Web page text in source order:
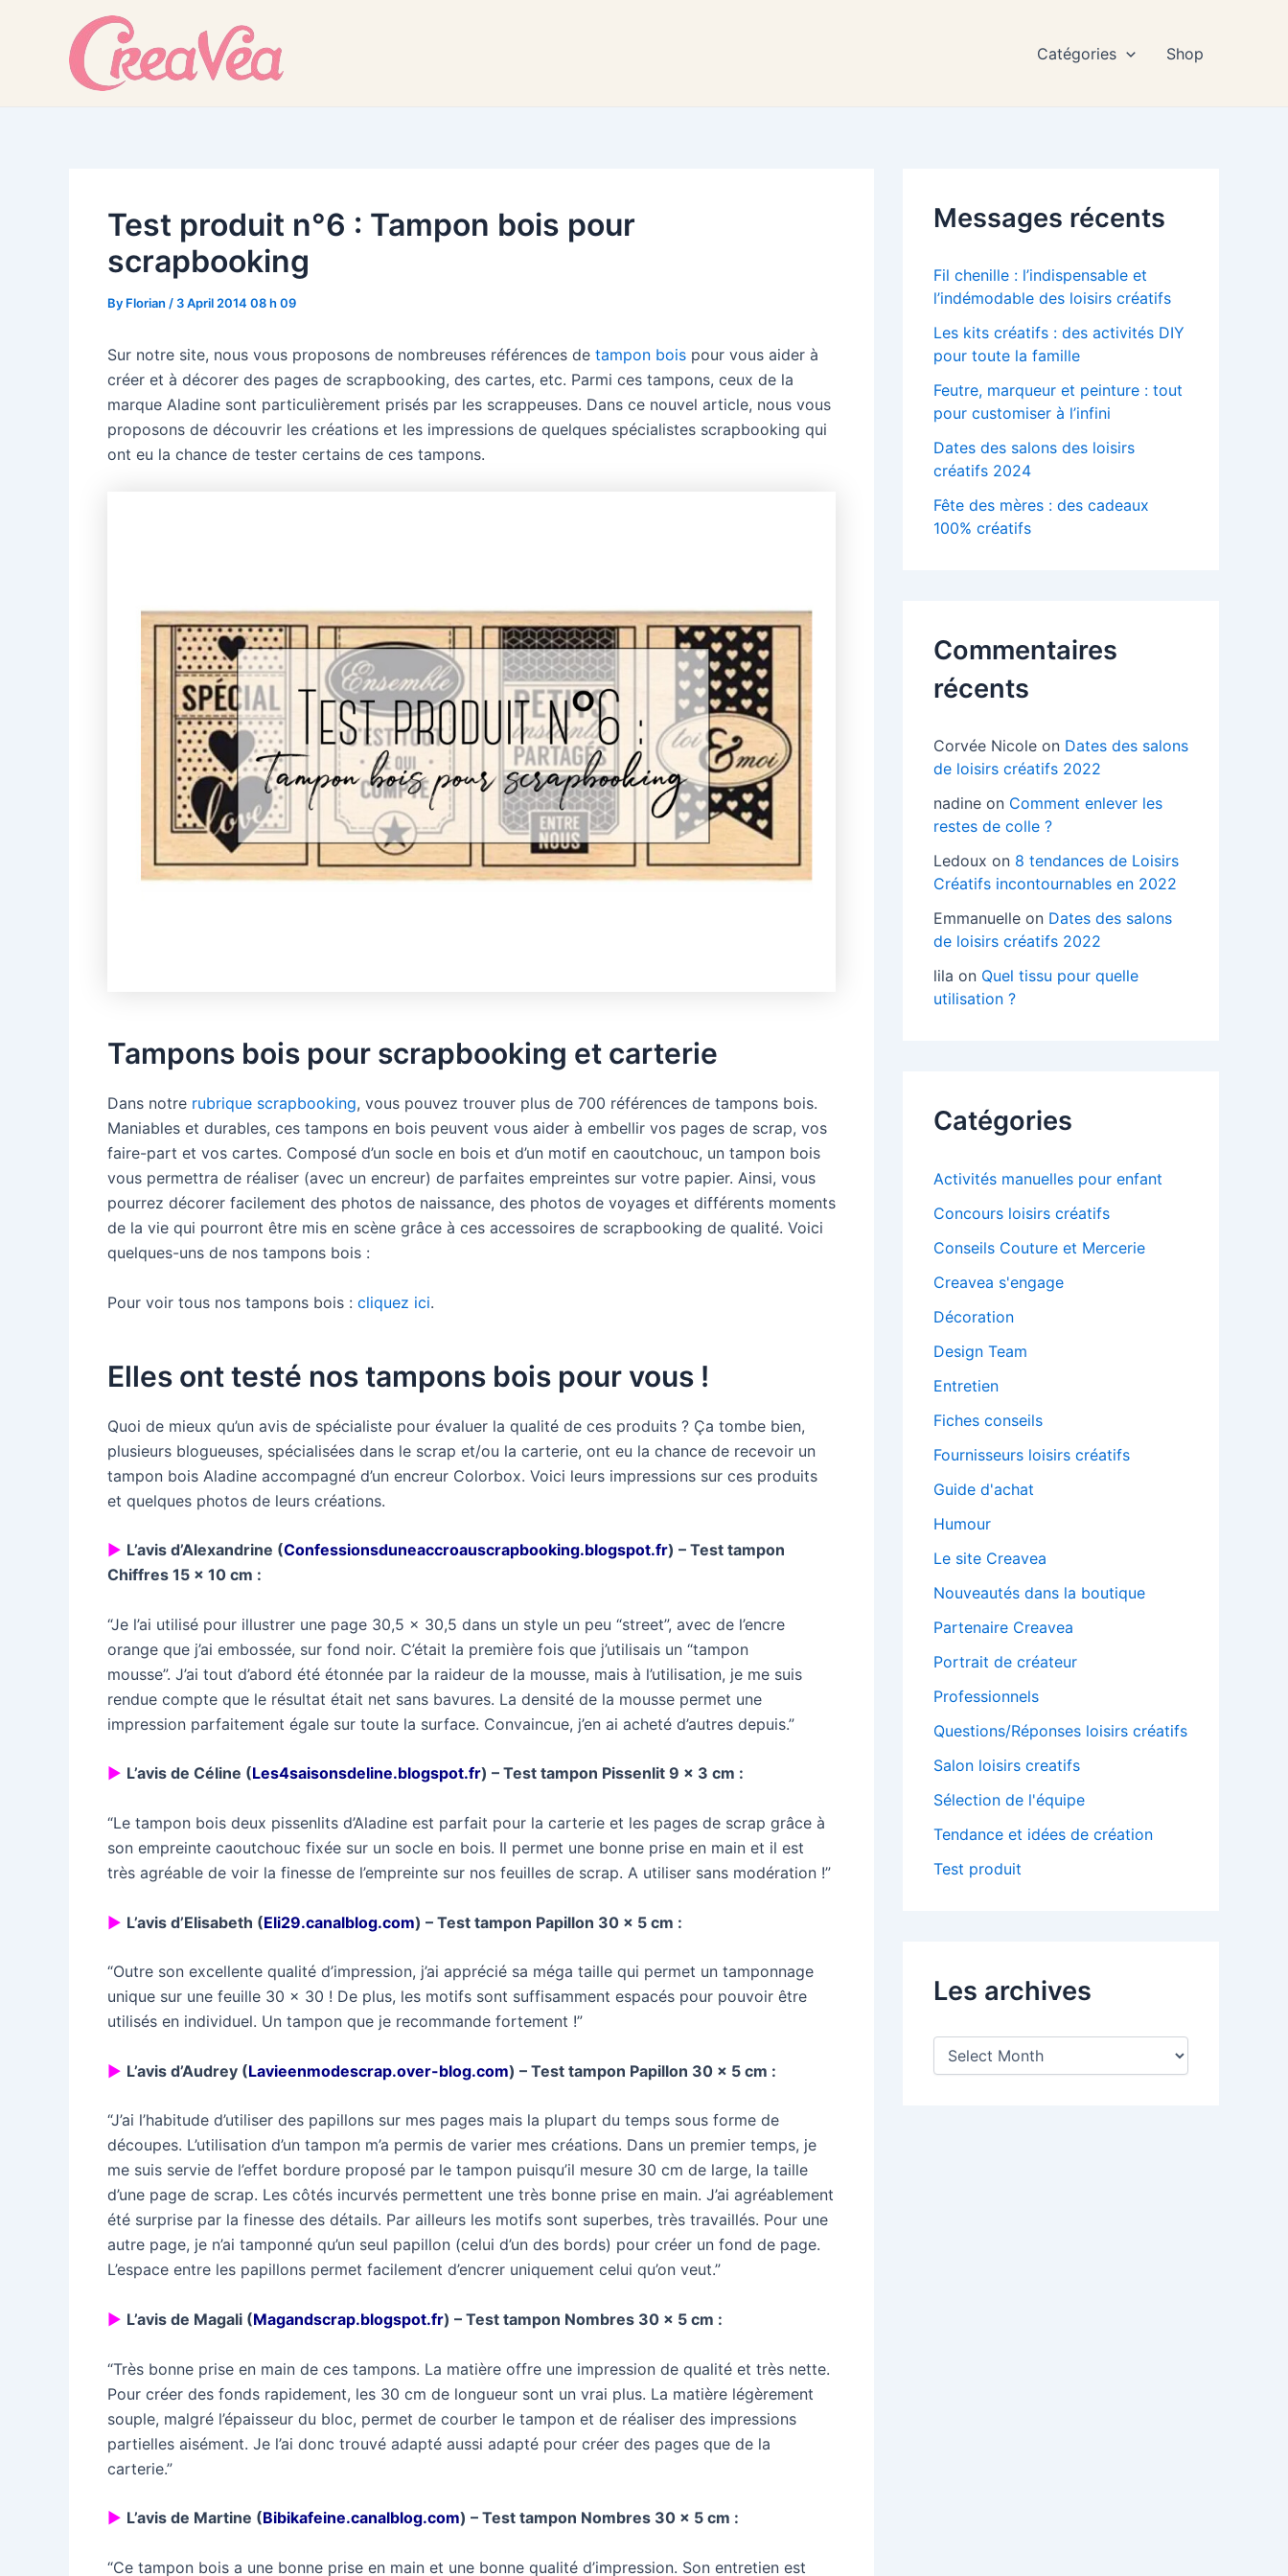
Catégories Shop
Test produit n°6 : Tampon bois pour
scrapbooking
By Florian / 3 April 2014 08 h 09
Sur notre site, nous vous proposons de nombreuses références de tampon bois pour vous aider à
créer et à décorer des pages de scrapbooking, des cartes, etc. Parmi ces tampons, ceux de la
marque Aladine sont particulièrement prisés par les scrappeuses. Dans ce nouvel article, nous vous
proposons de découvrir les créations et les impressions de quelques spécialistes scrapbooking qui
ont eu la chance de tester certains de ces tampons.
Tampons bois pour scrapbooking et carterie
Dans notre rubrique scrapbooking, vous pouvez trouver plus de 700 références de tampons bois.
Maniables et durables, ces tampons en bois peuvent vous aider à embellir vos pages de scrap, vos
faire-part et vos cartes. Composé d’un socle en bois et d’un motif en caoutchouc, un tampon bois
vous permettra de réaliser (avec un encreur) de parfaites empreintes sur votre papier. Ainsi, vous
pourrez décorer facilement des photos de naissance, des photos de voyages et différents moments
de la vie qui pourront être mis en scène grâce à ces accessoires de scrapbooking de qualité. Voici
quelques-uns de nos tampons bois :
Pour voir tous nos tampons bois : cliquez ici.
Elles ont testé nos tampons bois pour vous !
Quoi de mieux qu’un avis de spécialiste pour évaluer la qualité de ces produits ? Ça tombe bien,
plusieurs blogueuses, spécialisées dans le scrap et/ou la carterie, ont eu la chance de recevoir un
tampon bois Aladine accompagné d’un encreur Colorbox. Voici leurs impressions sur ces produits
et quelques photos de leurs créations.
► L’avis d’Alexandrine (Confessionsduneaccroauscrapbooking.blogspot.fr) – Test tampon
Chiffres 15 x 10 cm :
“Je l’ai utilisé pour illustrer une page 30,5 x 30,5 dans un style un peu “street”, avec de l’encre
orange que j’ai embossée, sur fond noir. C’était la première fois que j’utilisais un “tampon
mousse”. J’ai tout d’abord été étonnée par la raideur de la mousse, mais à l’utilisation, je me suis
rendue compte que le résultat était net sans bavures. La densité de la mousse permet une
impression parfaitement égale sur toute la surface. Convaincue, j’en ai acheté d’autres depuis.”
► L’avis de Céline (Les4saisonsdeline.blogspot.fr) – Test tampon Pissenlit 9 x 3 cm :
“Le tampon bois deux pissenlits d’Aladine est parfait pour la carterie et les pages de scrap grâce à
son empreinte caoutchouc fixée sur un socle en bois. Il permet une bonne prise en main et il est
très agréable de voir la finesse de l’empreinte sur nos feuilles de scrap. A utiliser sans modération !”
► L’avis d’Elisabeth (Eli29.canalblog.com) – Test tampon Papillon 30 x 5 cm :
“Outre son excellente qualité d’impression, j’ai apprécié sa méga taille qui permet un tamponnage
unique sur une feuille 30 x 30 ! De plus, les motifs sont suffisamment espacés pour pouvoir être
utilisés en individuel. Un tampon que je recommande fortement !”
► L’avis d’Audrey (Lavieenmodescrap.over-blog.com) – Test tampon Papillon 30 x 5 cm :
“J’ai l’habitude d’utiliser des papillons sur mes pages mais la plupart du temps sous forme de
découpes. L’utilisation d’un tampon m’a permis de varier mes créations. Dans un premier temps, je
me suis servie de l’effet bordure proposé par le tampon puisqu’il mesure 30 cm de large, la taille
d’une page de scrap. Les côtés incurvés permettent une très bonne prise en main. J’ai agréablement
été surprise par la finesse des détails. Par ailleurs les motifs sont superbes, très travaillés. Pour une
autre page, je n’ai tamponné qu’un seul papillon (celui d’un des bords) pour créer un fond de page.
L’espace entre les papillons permet facilement d’encrer uniquement celui qu’on veut.”
► L’avis de Magali (Magandscrap.blogspot.fr) – Test tampon Nombres 30 x 5 cm :
“Très bonne prise en main de ces tampons. La matière offre une impression de qualité et très nette.
Pour créer des fonds rapidement, les 30 cm de longueur sont un vrai plus. La matière légèrement
souple, malgré l’épaisseur du bloc, permet de courber le tampon et de réaliser des impressions
partielles aisément. Je l’ai donc trouvé adapté aussi adapté pour créer des pages que de la
carterie.”
► L’avis de Martine (Bibikafeine.canalblog.com) – Test tampon Nombres 30 x 5 cm :
“Ce tampon bois a une bonne prise en main et une bonne qualité d’impression. Son entretien est
Messages récents
Fil chenille : l’indispensable et
l’indémodable des loisirs créatifs
Les kits créatifs : des activités DIY
pour toute la famille
Feutre, marqueur et peinture : tout
pour customiser à l’infini
Dates des salons des loisirs
créatifs 2024
Fête des mères : des cadeaux
100% créatifs
Commentaires
récents
Corvée Nicole on Dates des salons
de loisirs créatifs 2022
nadine on Comment enlever les
restes de colle ?
Ledoux on 8 tendances de Loisirs
Créatifs incontournables en 2022
Emmanuelle on Dates des salons
de loisirs créatifs 2022
lila on Quel tissu pour quelle
utilisation ?
Catégories
Activités manuelles pour enfant
Concours loisirs créatifs
Conseils Couture et Mercerie
Creavea s'engage
Décoration
Design Team
Entretien
Fiches conseils
Fournisseurs loisirs créatifs
Guide d'achat
Humour
Le site Creavea
Nouveautés dans la boutique
Partenaire Creavea
Portrait de créateur
Professionnels
Questions/Réponses loisirs créatifs
Salon loisirs creatifs
Sélection de l'équipe
Tendance et idées de création
Test produit
Les archives
L